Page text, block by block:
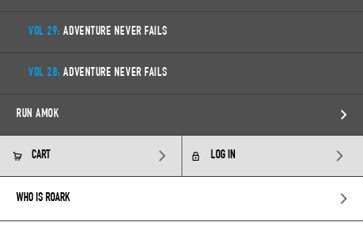
VOL 29: ADVENTURE NEVER FAILS
VOL 28: ADVENTURE NEVER FAILS
RUN AMOK
CART LOG IN
WHO IS ROARK